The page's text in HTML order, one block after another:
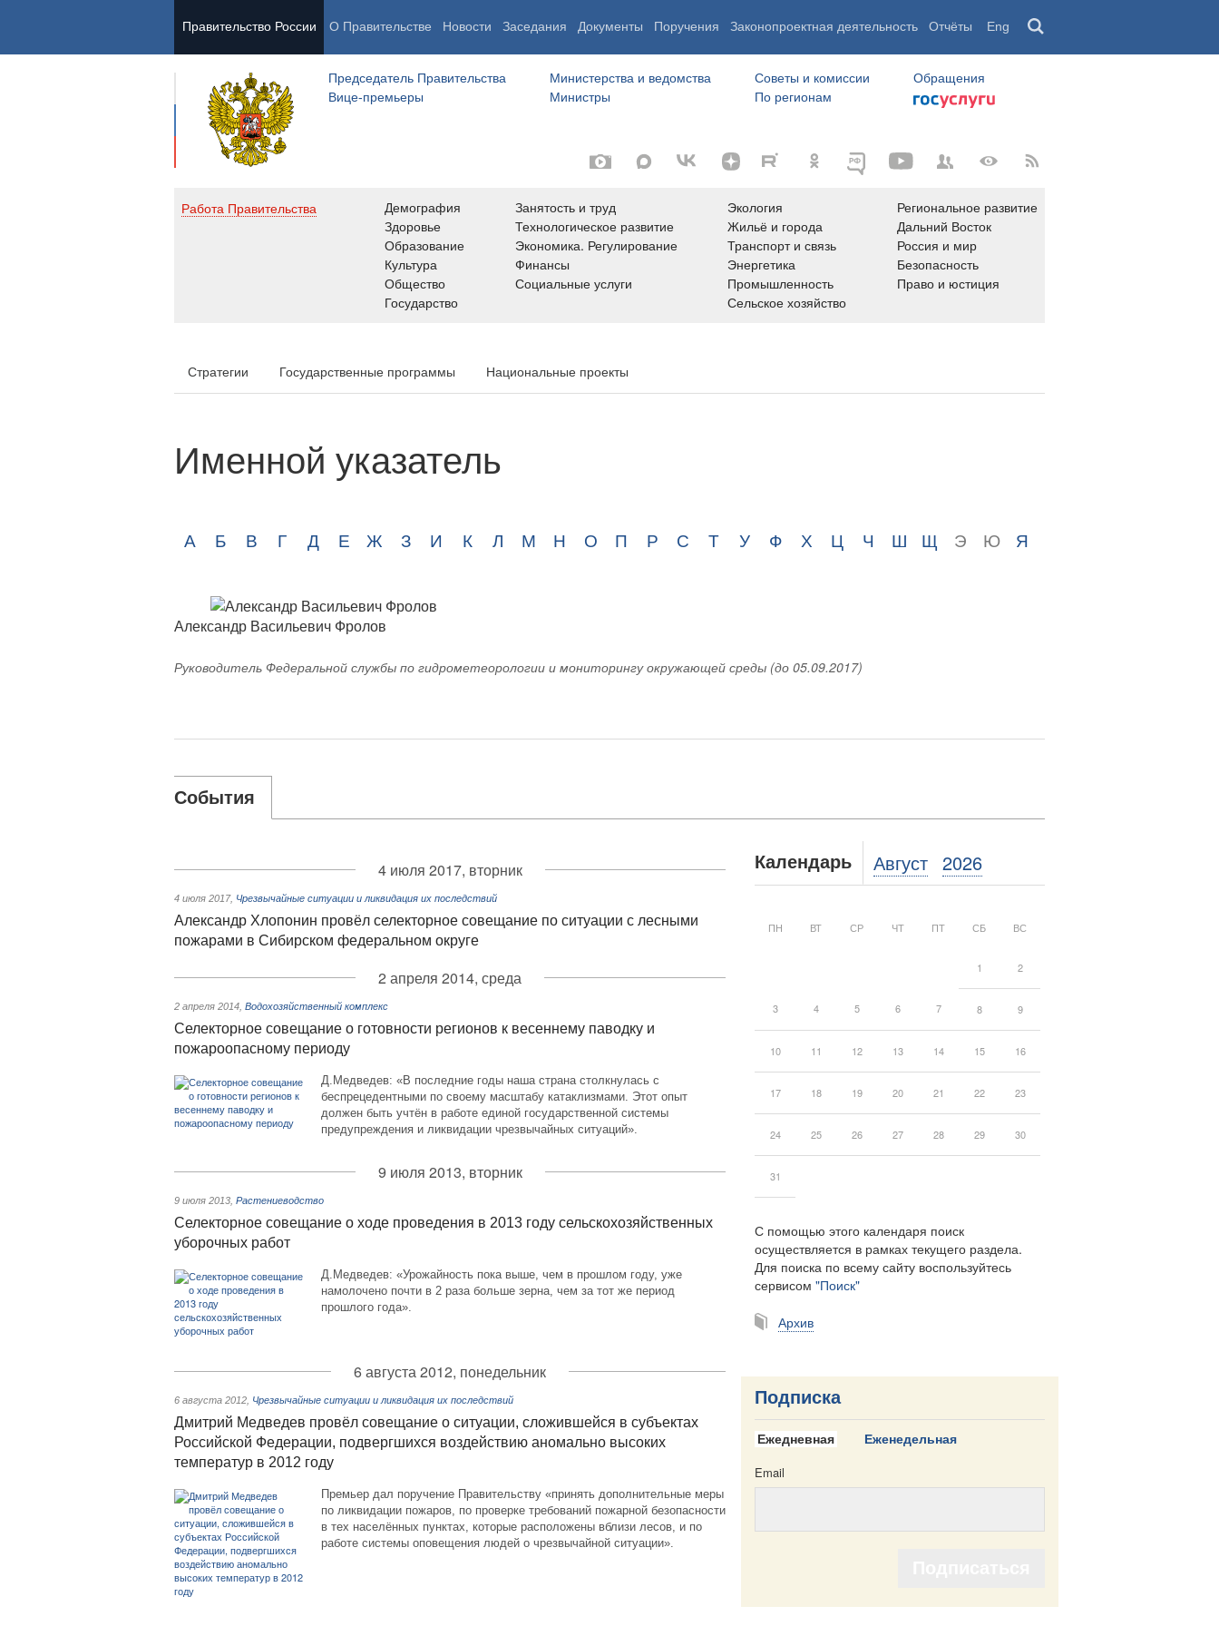
Правительство России О Правительстве Новости Заседания Документы Поручения Законопроектная деятельность Отчёты Eng
Председатель Правительства
Вице-премьеры
Министерства и ведомства
Министры
Советы и комиссии
По регионам
Обращения
Работа Правительства
Демография
Здоровье
Образование
Культура
Общество
Государство
Занятость и труд
Технологическое развитие
Экономика. Регулирование
Финансы
Социальные услуги
Экология
Жильё и города
Транспорт и связь
Энергетика
Промышленность
Сельское хозяйство
Региональное развитие
Дальний Восток
Россия и мир
Безопасность
Право и юстиция
Стратегии Государственные программы Национальные проекты
Именной указатель
А Б В Г Д Е Ж З И К Л М Н О П Р С Т У Ф Х Ц Ч Ш Щ Э Ю Я
Александр Васильевич Фролов
Руководитель Федеральной службы по гидрометеорологии и мониторингу окружающей среды (до 05.09.2017)
События
4 июля 2017, вторник
4 июля 2017, Чрезвычайные ситуации и ликвидация их последствий
Александр Хлопонин провёл селекторное совещание по ситуации с лесными
пожарами в Сибирском федеральном округе
2 апреля 2014, среда
2 апреля 2014 Водохозяйственный комплекс
Селекторное совещание о готовности регионов к весеннему паводку и
пожароопасному периоду
Д.Медведев: «В последние годы наша страна столкнулась с
беспрецедентными по своему масштабу катаклизмами. Этот опыт
должен быть учтён в работе единой государственной системы
предупреждения и ликвидации чрезвычайных ситуаций».
9 июля 2013, вторник
9 июля 2013 Растениеводство
Селекторное совещание о ходе проведения в 2013 году сельскохозяйственных
уборочных работ
Д.Медведев: «Урожайность пока выше, чем в прошлом году, уже
намолочено почти в 2 раза больше зерна, чем за тот же период
прошлого года».
6 августа 2012, понедельник
6 августа 2012 Чрезвычайные ситуации и ликвидация их последствий
Дмитрий Медведев провёл совещание о ситуации, сложившейся в субъектах
Российской Федерации, подвергшихся воздействию аномально высоких
температур в 2012 году
Премьер дал поручение Правительству «принять дополнительные меры
по ликвидации пожаров, по проверке требований пожарной безопасности
в тех населённых пунктах, которые расположены вблизи лесов, и по
работе системы оповещения людей о чрезвычайной ситуации».
Календарь Август 2026
ПН ВТ СР ЧТ ПТ СБ ВС
1 2
3 4 5 6 7 8 9
10 11 12 13 14 15 16
17 18 19 20 21 22 23
24 25 26 27 28 29 30
31
С помощью этого календаря поиск
осуществляется в рамках текущего раздела.
Для поиска по всему сайту воспользуйтесь
сервисом "Поиск"
Архив
Подписка
Ежедневная Еженедельная
Email